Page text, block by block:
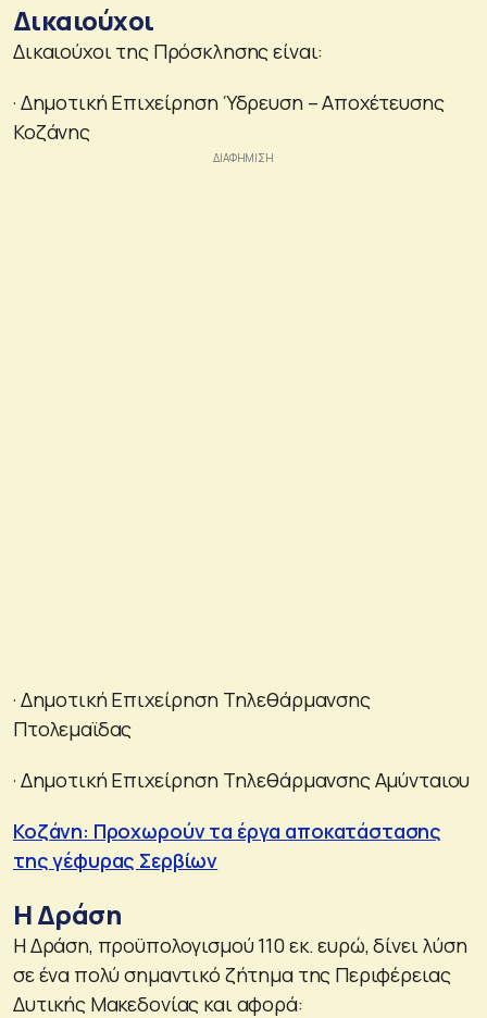
Δικαιούχοι
Δικαιούχοι της Πρόσκλησης είναι:
· Δημοτική Επιχείρηση Ύδρευση – Αποχέτευσης
Κοζάνης
· Δημοτική Επιχείρηση Τηλεθάρμανσης
Πτολεμαϊδας
· Δημοτική Επιχείρηση Τηλεθάρμανσης Αμύνταιου
Κοζάνη: Προχωρούν τα έργα αποκατάστασης
της γέφυρας Σερβίων
Η Δράση
Η Δράση, προϋπολογισμού 110 εκ. ευρώ, δίνει λύση
σε ένα πολύ σημαντικό ζήτημα της Περιφέρειας
Δυτικής Μακεδονίας και αφορά: